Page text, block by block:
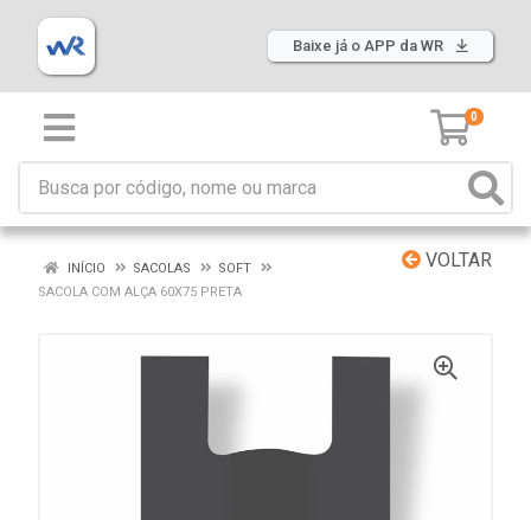
Baixe já o APP da WR
0
VOLTAR
INÍCIO SACOLAS
SOFT
SACOLA COM ALÇA 60X75 PRETA